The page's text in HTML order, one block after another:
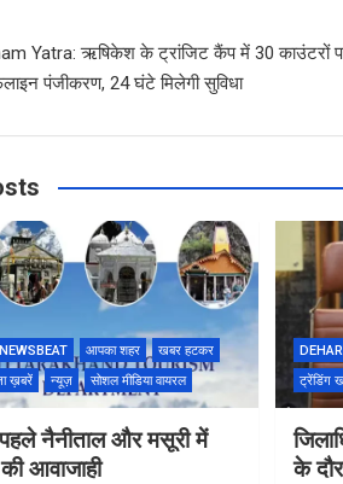
A
p
p
Yatra: ऋषिकेश के ट्रांजिट कैंप में 30 काउंटरों
पंजीकरण, 24 घंटे मिलेगी सुविधा
NEWSBEAT आपका शहर
खबर हटकर
ख़बरें न्यूज़ सोशल मीडिया वायरल
नैनीताल और मसूरी में
आवाजाही
ट्रेंडिंग
के